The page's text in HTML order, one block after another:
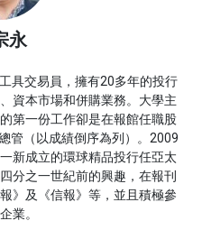
永
具交易員，擁有20多年的投行
資本市場和併購業務。大學主
第一份工作卻是在報館任職股
管（以成績倒序為列）。2009
新成立的環球精品投行任亞太
分之一世紀前的興趣，在報刊
》及《信報》等，並且積極參
業。